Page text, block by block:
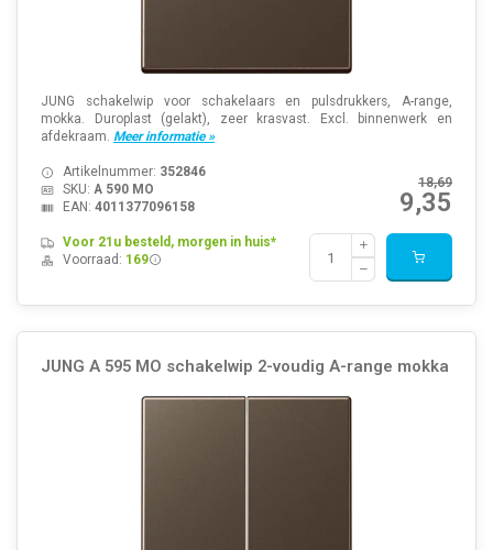
JUNG schakelwip voor schakelaars en pulsdrukkers, A-range,
mokka. Duroplast (gelakt), zeer krasvast. Excl. binnenwerk en
afdekraam. Meer informatie »
18,69
9,35
Artikelnummer: 352846
SKU: A 590 MO
EAN: 4011377096158
Voor 21u besteld, morgen in huis*
Voorraad: 169
JUNG A 595 MO schakelwip 2-voudig A-range mokka